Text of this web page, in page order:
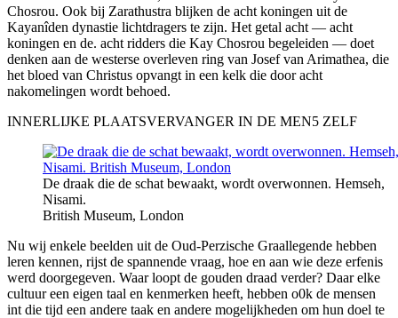
Chosrou. Ook bij Zarathustra blijken de acht koningen uit de
Kayanîden dynastie lichtdragers te zijn. Het getal acht — acht
koningen en de. acht ridders die Kay Chosrou begeleiden — doet
denken aan de westerse overleven ring van Josef van Arimathea, die
het bloed van Christus opvangt in een kelk die door acht
nakomelingen wordt behoed.
INNERLIJKE PLAATSVERVANGER IN DE MEN5 ZELF
De draak die de schat bewaakt, wordt overwonnen. Hemseh,
Nisami.
British Museum, London
Nu wij enkele beelden uit de Oud-Perzische Graallegende hebben
leren kennen, rijst de spannende vraag, hoe en aan wie deze erfenis
werd doorgegeven. Waar loopt de gouden draad verder? Daar elke
cultuur een eigen taal en kenmerken heeft, hebben o0k de mensen
int die tijd een andere taak en andere mogelijkheden om hun doel te